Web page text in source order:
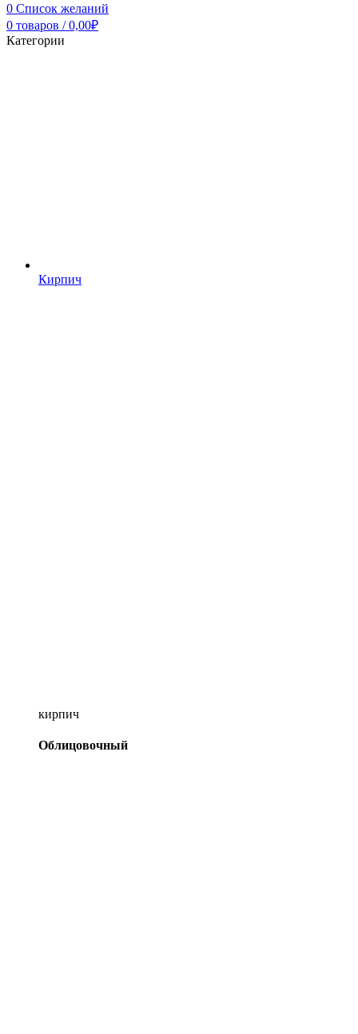
0 Список желаний
0 товаров / 0,00₽
Категории
Кирпич
кирпич
Облицовочный